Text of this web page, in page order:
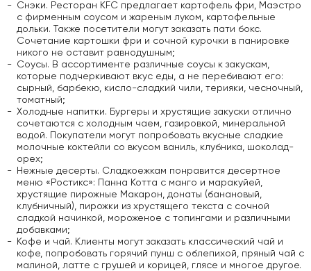
Снэки. Ресторан KFC предлагает картофель фри, Маэстро
с фирменным соусом и жареным луком, картофельные
дольки. Также посетители могут заказать пати бокс.
Сочетание картошки фри и сочной курочки в панировке
никого не оставит равнодушным;
Соусы. В ассортименте различные соусы к закускам,
которые подчеркивают вкус еды, а не перебивают его:
сырный, барбекю, кисло-сладкий чили, терияки, чесночный,
томатный;
Холодные напитки. Бургеры и хрустящие закуски отлично
сочетаются с холодным чаем, газировкой, минеральной
водой. Покупатели могут попробовать вкусные сладкие
молочные коктейли со вкусом ваниль, клубника, шоколад-
орех;
Нежные десерты. Сладкоежкам понравится десертное
меню «Ростикс»: Панна Котта с манго и маракуйей,
хрустящие пирожные Макарон, донаты (банановый,
клубничный), пирожки из хрустящего текста с сочной
сладкой начинкой, мороженое с топингами и различными
добавками;
Кофе и чай. Клиенты могут заказать классический чай и
кофе, попробовать горячий пунш с облепихой, пряный чай с
малиной, латте с грушей и корицей, глясе и многое другое.